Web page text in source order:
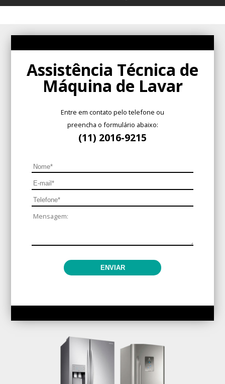
Assistência Técnica de
Máquina de Lavar
Entre em contato pelo telefone ou
preencha o formulário abaixo:
(11) 2016-9215